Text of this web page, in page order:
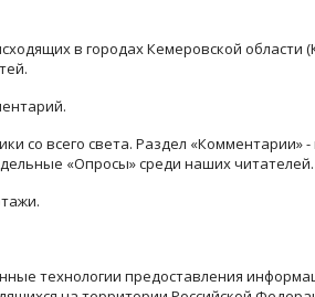
в городах Кемеровской
со всего света. Раздел «Комментарии»
«Опросы» среди наших читателей.
технологии предоставления